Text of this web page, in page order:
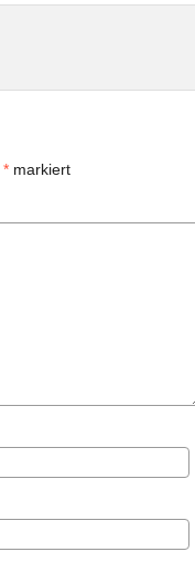
* markiert